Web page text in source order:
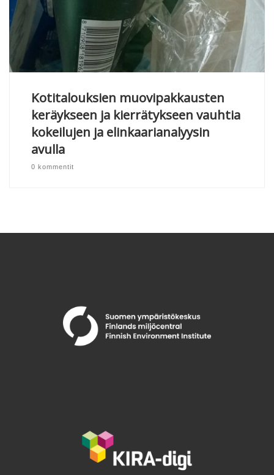
Kotitalouksien muovipakkausten
keräykseen ja kierrätykseen vauhtia
kokeilujen ja elinkaarianalyysin
avulla
0 kommentit